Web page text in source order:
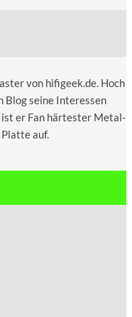
von hifigeek.de. Hoch
seine Interessen
ist er Fan härtester Metal-
auf.